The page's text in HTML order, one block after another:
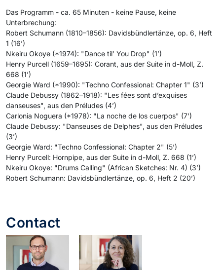
Das Programm - ca. 65 Minuten - keine Pause, keine
Unterbrechung:
Robert Schumann (1810–1856): Davidsbündlertänze, op. 6, Heft
1 (16’)
Nkeiru Okoye (*1974): "Dance til’ You Drop" (1’)
Henry Purcell (1659–1695): Corant, aus der Suite in d-Moll, Z.
668 (1’)
Georgie Ward (*1990): "Techno Confessional: Chapter 1" (3’)
Claude Debussy (1862–1918): "Les fées sont d’exquises
danseuses", aus den Préludes (4’)
Carlonia Noguera (*1978): "La noche de los cuerpos" (7’)
Claude Debussy: "Danseuses de Delphes", aus den Préludes
(3’)
Georgie Ward: "Techno Confessional: Chapter 2" (5’)
Henry Purcell: Hornpipe, aus der Suite in d-Moll, Z. 668 (1’)
Nkeiru Okoye: "Drums Calling" (African Sketches: Nr. 4) (3’)
Robert Schumann: Davidsbündlertänze, op. 6, Heft 2 (20’)
Contact